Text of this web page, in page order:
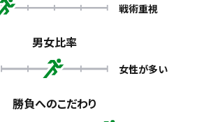
戦術重視
男女比率
女性が多い
勝負へのこだわり